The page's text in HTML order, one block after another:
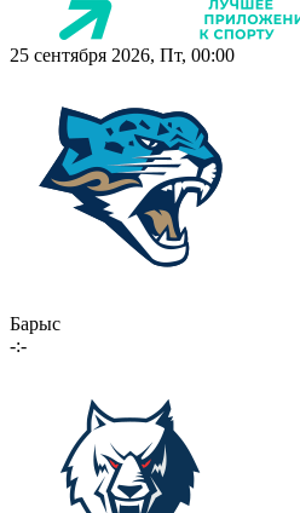
25 сентября 2026, Пт, 00:00
Барыс
-:-